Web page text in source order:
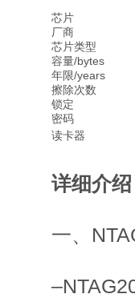
芯片
厂商
芯片类型
容量/bytes
年限/years
擦除次数
锁定
密码
读卡器
详细介绍
一、